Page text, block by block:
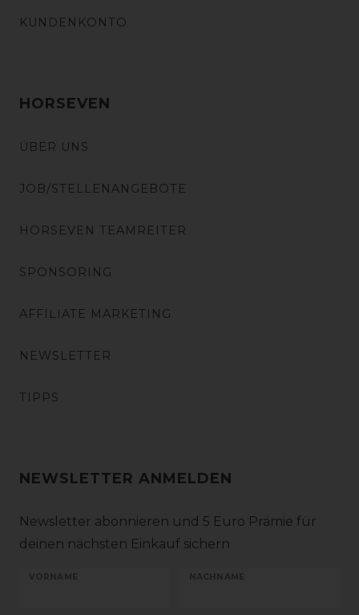
KUNDENKONTO
HORSEVEN
ÜBER UNS
JOB/STELLENANGEBOTE
HORSEVEN TEAMREITER
SPONSORING
AFFILIATE MARKETING
NEWSLETTER
TIPPS
NEWSLETTER ANMELDEN
Newsletter abonnieren und 5 Euro Prämie für
deinen nächsten Einkauf sichern
VORNAME NACHNAME